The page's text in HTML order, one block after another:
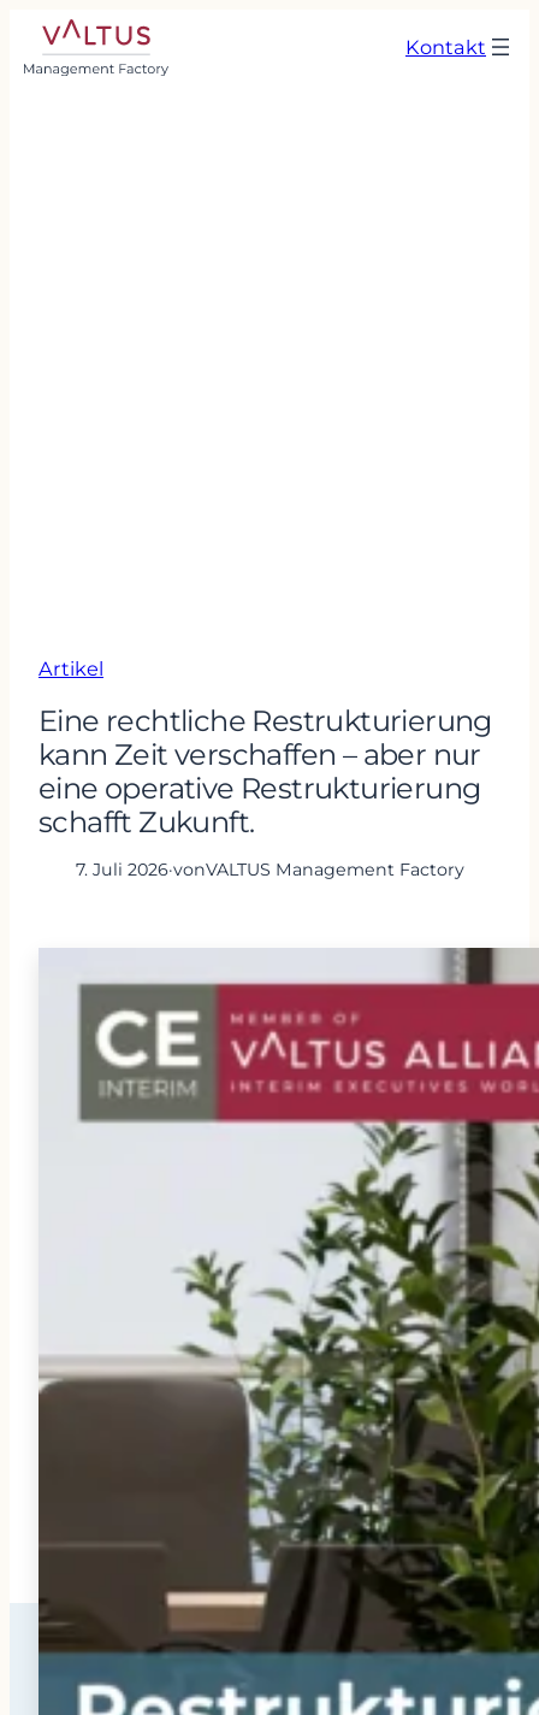
Kontakt
Artikel
Eine rechtliche Restrukturierung
kann Zeit verschaffen – aber nur
eine operative Restrukturierung
schafft Zukunft.
7. Juli 2026·vonVALTUS Management Factory